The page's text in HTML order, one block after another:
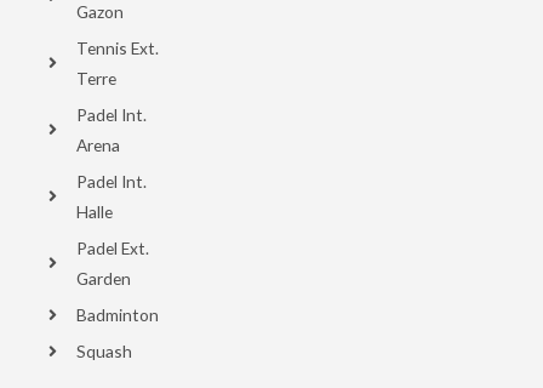
Gazon
Tennis Ext.
Terre
Padel Int.
Arena
Padel Int.
Halle
Padel Ext.
Garden
Badminton
Squash